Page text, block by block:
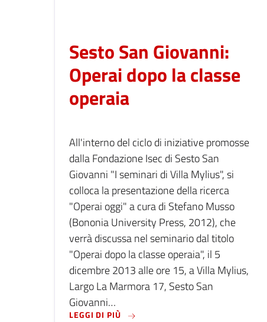
Sesto San Giovanni:
Operai dopo la classe
operaia
All'interno del ciclo di iniziative promosse
dalla Fondazione Isec di Sesto San
Giovanni "I seminari di Villa Mylius", si
colloca la presentazione della ricerca
"Operai oggi" a cura di Stefano Musso
(Bononia University Press, 2012), che
verrà discussa nel seminario dal titolo
"Operai dopo la classe operaia", il 5
dicembre 2013 alle ore 15, a Villa Mylius,
Largo La Marmora 17, Sesto San
Giovanni…
LEGGI DI PIÙLEGGI DI PIÙ SU SESTO SAN